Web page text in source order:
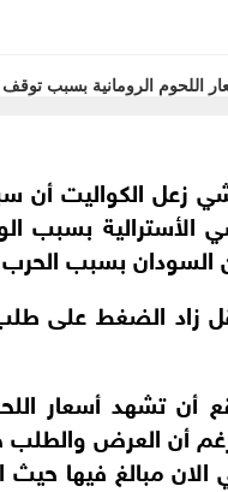
الكواليت أن سبب
بسبب
السودان بسبب الحرب
زاد الضغط على
تشهد أسعار
رغم أن العرض
مبالغ فيها